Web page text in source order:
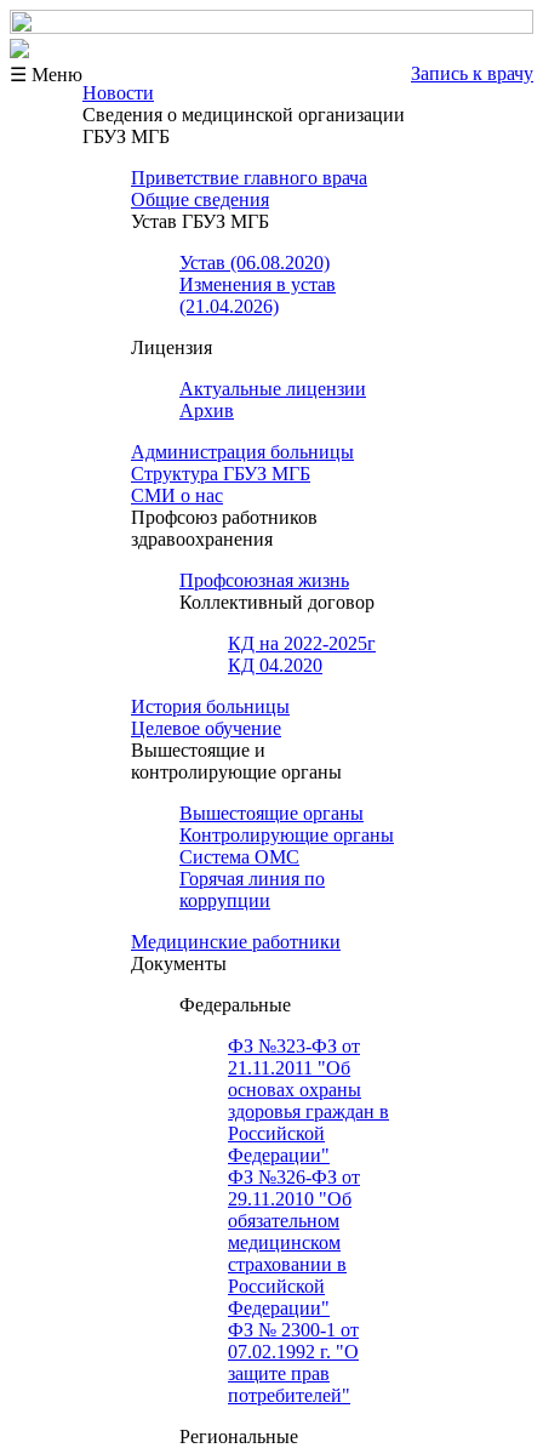
☰ Меню
Запись к врачу
Новости
Сведения о медицинской организации
ГБУЗ МГБ
Приветствие главного врача
Общие сведения
Устав ГБУЗ МГБ
Устав (06.08.2020)
Изменения в устав
(21.04.2026)
Лицензия
Актуальные лицензии
Архив
Администрация больницы
Структура ГБУЗ МГБ
СМИ о нас
Профсоюз работников
здравоохранения
Профсоюзная жизнь
Коллективный договор
КД на 2022-2025г
КД 04.2020
История больницы
Целевое обучение
Вышестоящие и
контролирующие органы
Вышестоящие органы
Контролирующие органы
Система ОМС
Горячая линия по
коррупции
Медицинские работники
Документы
Федеральные
ФЗ №323-ФЗ от
21.11.2011 "Об
основах охраны
здоровья граждан в
Российской
Федерации"
ФЗ №326-ФЗ от
29.11.2010 "Об
обязательном
медицинском
страховании в
Российской
Федерации"
ФЗ № 2300-1 от
07.02.1992 г. "О
защите прав
потребителей"
Региональные